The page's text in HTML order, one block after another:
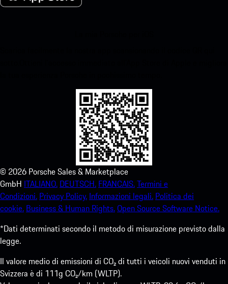
© 2026 Porsche Sales & Marketplace
GmbH ITALIANO. DEUTSCH. FRANCAIS.Termini e
Condizioni. Privacy Policy. Informazioni legali. Politica dei
cookie. Business & Human Rights.Open Source Software Notice.
*Dati determinati secondo il metodo di misurazione previsto dalla
legge.
Il valore medio di emissioni di CO₂ di tutti i veicoli nuovi venduti in
Svizzera è di 111g CO₂/km (WLTP).